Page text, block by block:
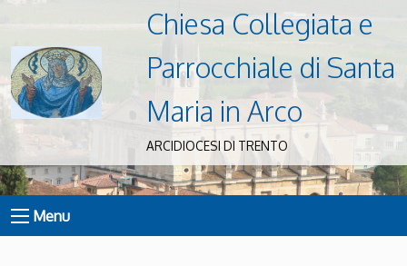
Chiesa Collegiata e
Parrocchiale di Santa
Maria in Arco
ARCIDIOCESI DI TRENTO
Menu